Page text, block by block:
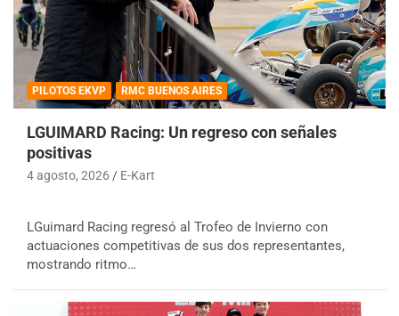
PILOTOS EKVP RMC BUENOS AIRES
LGUIMARD Racing: Un regreso con señales
positivas
4 agosto, 2026 E-Kart
LGuimard Racing regresó al Trofeo de Invierno con
actuaciones competitivas de sus dos representantes,
mostrando ritmo…